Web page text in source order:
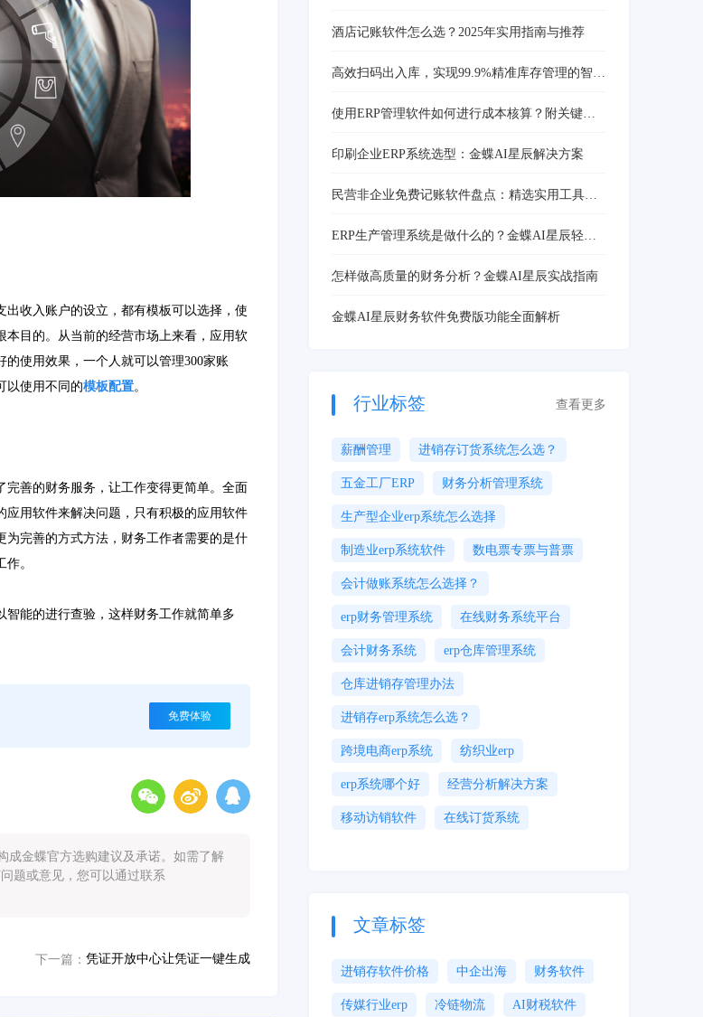
收入账户的设立，都有模板可以选择，使
目的。从当前的经营市场上来看，应用软
使用效果，一个人就可以管理300家账
以使用不同的模板配置。
善的财务服务，让工作变得更简单。全面
用软件来解决问题，只有积极的应用软件
完善的方式方法，财务工作者需要的是什
。
能的进行查验，这样财务工作就简单多
免费体验
成金蝶官方选购建议及承诺。如需了解
题或意见，您可以通过联系
下一篇： 凭证开放中心让凭证一键生成
酒店记账软件怎么选？2025年实用指南与推荐
高效扫码出入库，实现99.9%精准库存管理的智能
使用ERP管理软件如何进行成本核算？附关键步
印刷企业ERP系统选型：金蝶AI星辰解决方案
民营非企业免费记账软件盘点：精选实用工具推
ERP生产管理系统是做什么的？金蝶AI星辰轻量
怎样做高质量的财务分析？金蝶AI星辰实战指南
金蝶AI星辰财务软件免费版功能全面解析
行业标签 查看更多
薪酬管理 进销存订货系统怎么选？
五金工厂ERP 财务分析管理系统
生产型企业erp系统怎么选择
制造业erp系统软件 数电票专票与普票
会计做账系统怎么选择？
erp财务管理系统 在线财务系统平台
会计财务系统 erp仓库管理系统
仓库进销存管理办法
进销存erp系统怎么选？
跨境电商erp系统 纺织业erp
erp系统哪个好 经营分析解决方案
移动访销软件 在线订货系统
文章标签
进销存软件价格 中企出海 财务软件
传媒行业erp 冷链物流 AI财税软件